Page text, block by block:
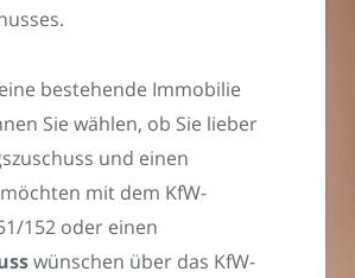
bestehende Immobilie
Sie wählen, ob Sie lieber
und einen
mit dem KfW-
152 oder einen
wünschen über das KfW-